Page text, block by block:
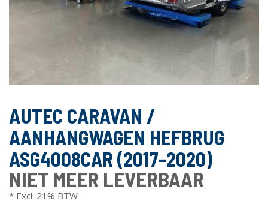
AUTEC CARAVAN /
AANHANGWAGEN HEFBRUG
ASG4008CAR (2017-2020)
NIET MEER LEVERBAAR
* Excl. 21% BTW